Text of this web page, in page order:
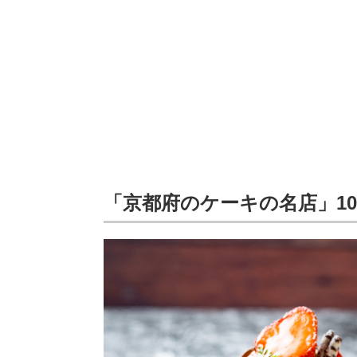
「京都府のケーキの名店」